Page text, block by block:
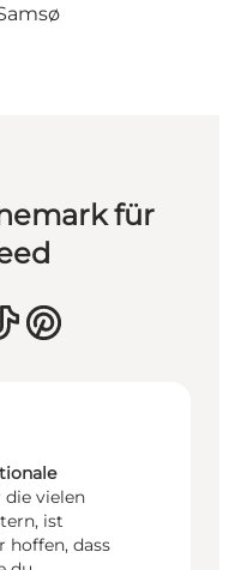
für
vielen
ist
hoffen, dass